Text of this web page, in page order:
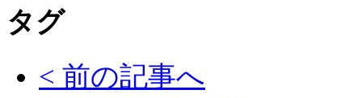
タグ
< 前の記事へ